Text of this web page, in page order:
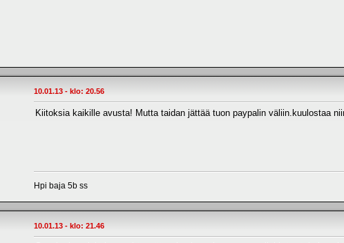
10.01.13 - klo: 20.56
Kiitoksia kaikille avusta! Mutta taidan jättää tuon paypalin väliin.kuulostaa
Hpi baja 5b ss
10.01.13 - klo: 21.46